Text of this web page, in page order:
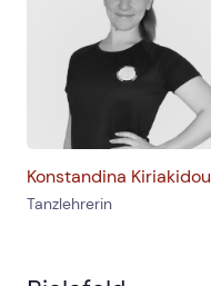
Konstandina Kiriakidou
Tanzlehrerin